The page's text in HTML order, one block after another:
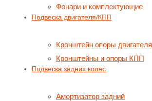
Фонари и комплектующие
Подвеска двигателя/КПП
Кронштейн опоры двигателя
Кронштейны и опоры КПП
Подвеска задних колес
Амортизатор задний